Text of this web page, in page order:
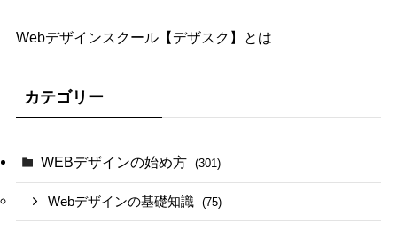
Webデザインスクール【デザスク】とは
カテゴリー
WEBデザインの始め方 (301)
Webデザインの基礎知識 (75)